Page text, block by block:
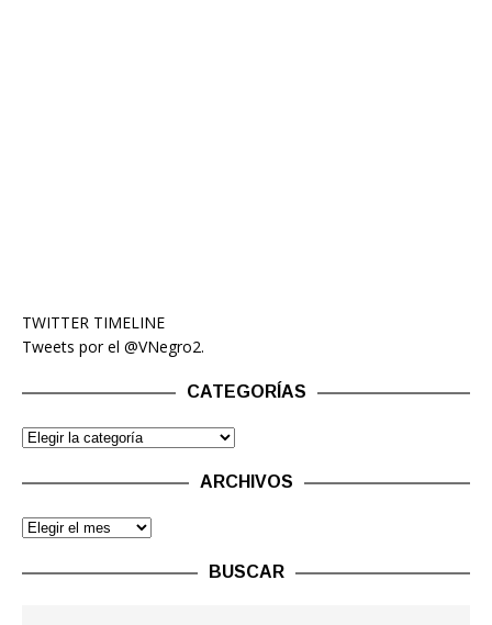
TWITTER TIMELINE
Tweets por el @VNegro2.
CATEGORÍAS
ARCHIVOS
BUSCAR